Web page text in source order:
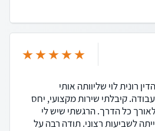
רונית לוי שליוותה אותי
קיבלתי שירות מקצועי, יחס
לאורך כל הדרך. הרגשתי שיש לי
לשביעות רצוני. תודה רבה על